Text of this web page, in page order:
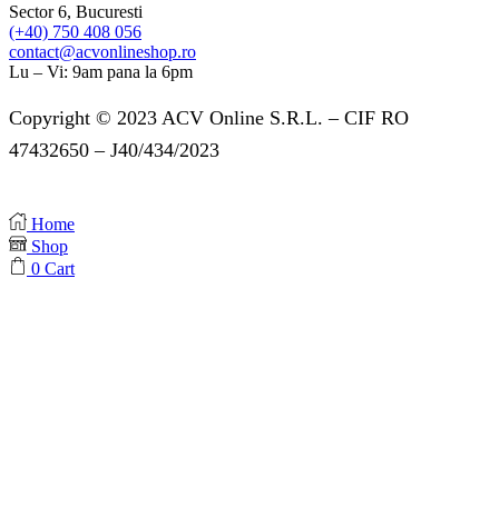
Sector 6, Bucuresti
(+40) 750 408 056
contact@acvonlineshop.ro
Lu – Vi: 9am pana la 6pm
Copyright © 2023 ACV Online S.R.L. – CIF RO
47432650 – J40/434/2023
Home
Shop
0 Cart